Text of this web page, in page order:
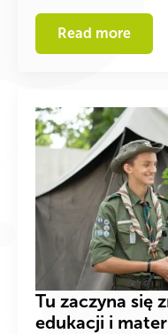
Read more
Tu zaczyna się
edukacji i